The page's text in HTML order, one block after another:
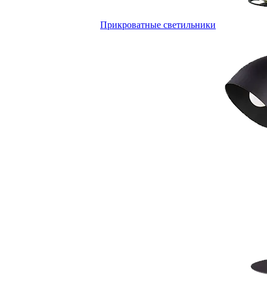
Прикроватные светильники